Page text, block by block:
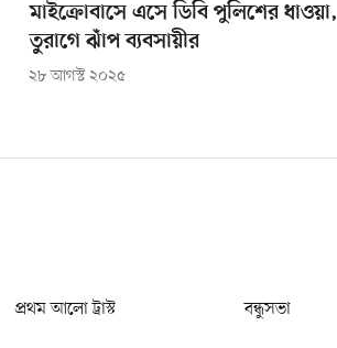
মাইক্রোবাসে এসে ডিবি পুলিশের ধাওয়া,
তুরাগে ঝাঁপ ব্যবসায়ীর
২৮ আগস্ট ২০২৫
প্রথম আলো ট্রাস্ট বন্ধুসভা